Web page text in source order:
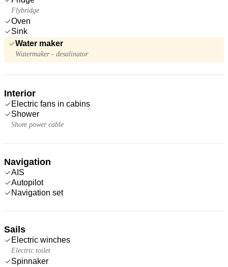
Flybridge
Oven
Sink
Water maker
Watermaker - desalinator
Interior
Electric fans in cabins
Shower
Shore power cable
Navigation
AIS
Autopilot
Navigation set
Sails
Electric winches
Electric toilet
Spinnaker